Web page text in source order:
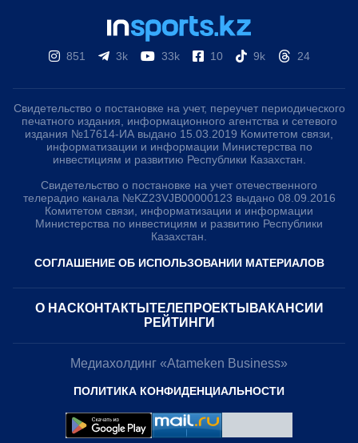
851 3k 33k 10 9k 24
Свидетельство о постановке на учет, переучет периодического
печатного издания, информационного агентства и сетевого
издания №17614-ИА выдано 15.03.2019 Комитетом связи,
информатизации и информации Министерства по
инвестициям и развитию Республики Казахстан.
Свидетельство о постановке на учет отечественного
телерадио канала №KZ23VJB00000123 выдано 08.09.2016
Комитетом связи, информатизации и информации
Министерства по инвестициям и развитию Республики
Казахстан.
СОГЛАШЕНИЕ ОБ ИСПОЛЬЗОВАНИИ МАТЕРИАЛОВ
О НАС КОНТАКТЫ ТЕЛЕПРОЕКТЫ ВАКАНСИИ
РЕЙТИНГИ
Медиахолдинг «Atameken Business»
ПОЛИТИКА КОНФИДЕНЦИАЛЬНОСТИ